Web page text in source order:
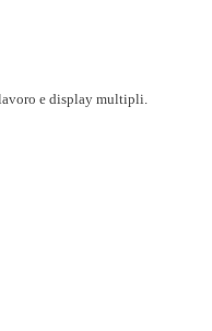
e display multipli.